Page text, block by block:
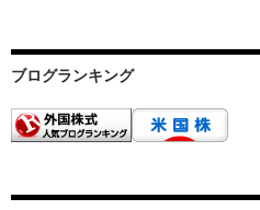
ブログランキング